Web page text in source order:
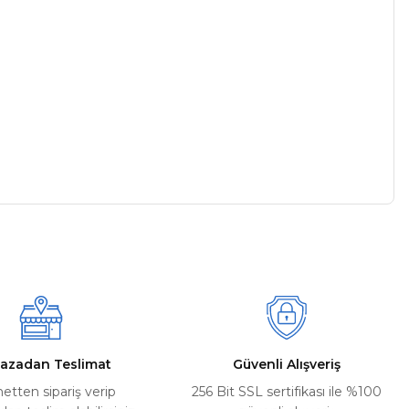
Teslimat
sipariş verip
Güvenli Alışveriş
256 Bit SSL sertifikası ile %100